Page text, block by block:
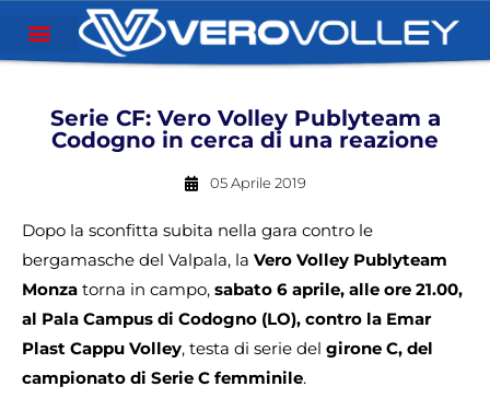
Serie CF: Vero Volley Publyteam a
Codogno in cerca di una reazione
05 Aprile 2019
Dopo la sconfitta subita nella gara contro le
bergamasche del Valpala, la Vero Volley Publyteam
Monza torna in campo, sabato 6 aprile, alle ore 21.00,
al Pala Campus di Codogno (LO), contro la Emar
Plast Cappu Volley, testa di serie del girone C, del
campionato di Serie C femminile.